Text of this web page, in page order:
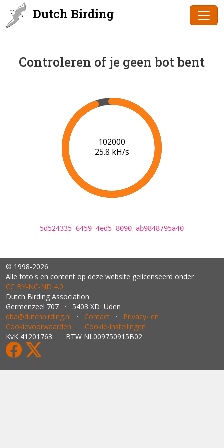
Dutch Birding
Controleren of je geen bot bent
102000
25.8 kH/s
5d524335-6459-4ed5-8090-ab9848795a40
© 1998-2026
Alle foto's en content op deze website gelicenseerd onder
CC BY‑NC‑ND 4.0
Dutch Birding Association
Germenzeel 707 · 5403 XD Uden
dba@dutchbirding.nl · Contact · Privacy- en
Cookievoorwaarden · Cookie-instellingen
KvK 41201763 · BTW NL009750915B02